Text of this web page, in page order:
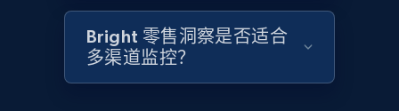
2.1K+ 355+ 立即开始
Bright 零售洞察是否适合
多渠道监控？